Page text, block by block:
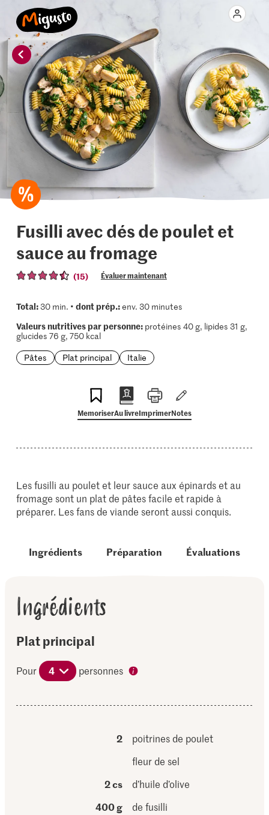
Fusilli avec dés de poulet et
sauce au fromage
(15) Évaluer maintenant
Total:30 min. • dont prép.:env. 30 minutes
Valeurs nutritives par personne:protéines 40 g, lipides 31 g,
glucides 76 g, 750 kcal
Pâtes
Plat principal Italie
MemoriserAu livreImprimerNotes
Les fusilli au poulet et leur sauce aux épinards et au
fromage sont un plat de pâtes facile et rapide à
préparer. Les fans de viande seront aussi conquis.
Ingrédients Préparation Évaluations
Ingrédients
Plat principal
Pour 4 personnes
2
poitrines de poulet
fleur de sel
2 cs
d’huile d’olive
400 g
de fusilli